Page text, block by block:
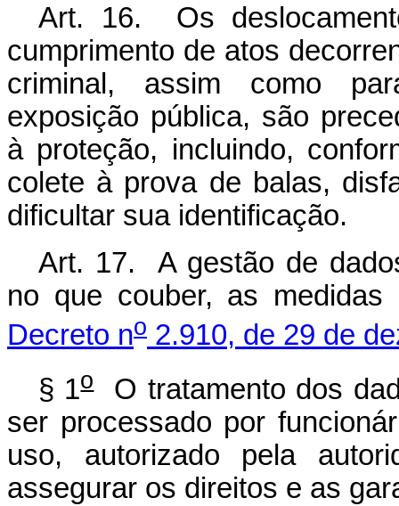
Art. 16. Os
cumprimento de atos
criminal, assim como
exposição pública, são
à proteção, incluindo,
colete à prova de balas,
dificultar sua identificação.
Art. 17. A gestão de
no que couber, as medidas
Decreto no 2.910, de 29 de
§ 1oO tratamento dos
ser processado por
uso, autorizado pela
assegurar os direitos e as